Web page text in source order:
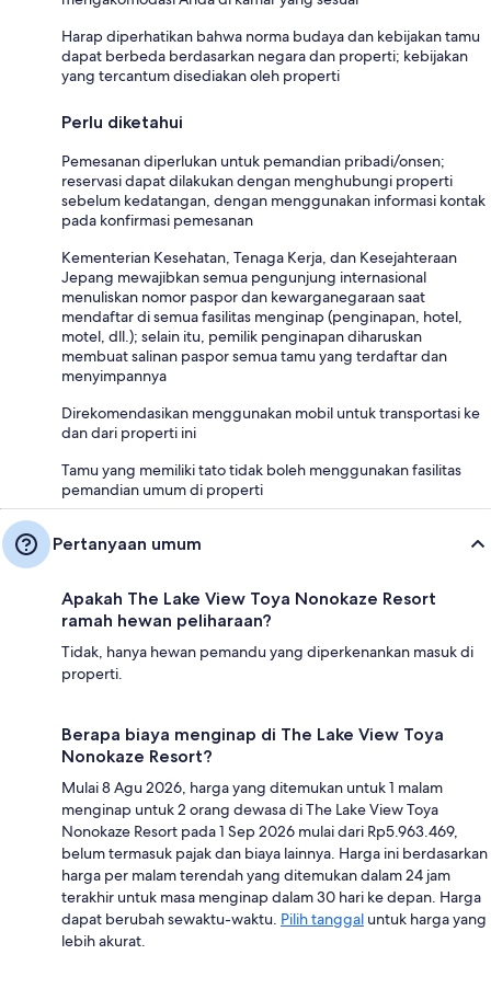
Harap diperhatikan bahwa norma budaya dan kebijakan tamu
dapat berbeda berdasarkan negara dan properti; kebijakan
yang tercantum disediakan oleh properti
Perlu diketahui
Pemesanan diperlukan untuk pemandian pribadi/onsen;
reservasi dapat dilakukan dengan menghubungi properti
sebelum kedatangan, dengan menggunakan informasi kontak
pada konfirmasi pemesanan
Kementerian Kesehatan, Tenaga Kerja, dan Kesejahteraan
Jepang mewajibkan semua pengunjung internasional
menuliskan nomor paspor dan kewarganegaraan saat
mendaftar di semua fasilitas menginap (penginapan, hotel,
motel, dll.); selain itu, pemilik penginapan diharuskan
membuat salinan paspor semua tamu yang terdaftar dan
menyimpannya
Direkomendasikan menggunakan mobil untuk transportasi ke
dan dari properti ini
Tamu yang memiliki tato tidak boleh menggunakan fasilitas
pemandian umum di properti
Pertanyaan umum
Apakah The Lake View Toya Nonokaze Resort
ramah hewan peliharaan?
Tidak, hanya hewan pemandu yang diperkenankan masuk di
properti.
Berapa biaya menginap di The Lake View Toya
Nonokaze Resort?
Mulai 8 Agu 2026, harga yang ditemukan untuk 1 malam
menginap untuk 2 orang dewasa di The Lake View Toya
Nonokaze Resort pada 1 Sep 2026 mulai dari Rp5.963.469,
belum termasuk pajak dan biaya lainnya. Harga ini berdasarkan
harga per malam terendah yang ditemukan dalam 24 jam
terakhir untuk masa menginap dalam 30 hari ke depan. Harga
dapat berubah sewaktu-waktu. Pilih tanggal untuk harga yang
lebih akurat.